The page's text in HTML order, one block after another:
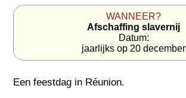
WANNEER?
Afschaffing slavernij
Datum:
jaarlijks op 20 december
Een feestdag in Réunion.